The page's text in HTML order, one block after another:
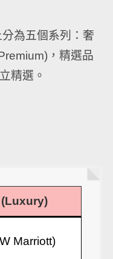
為五個系列：奢
，精選品
精選。
(Luxury)
Marriott)